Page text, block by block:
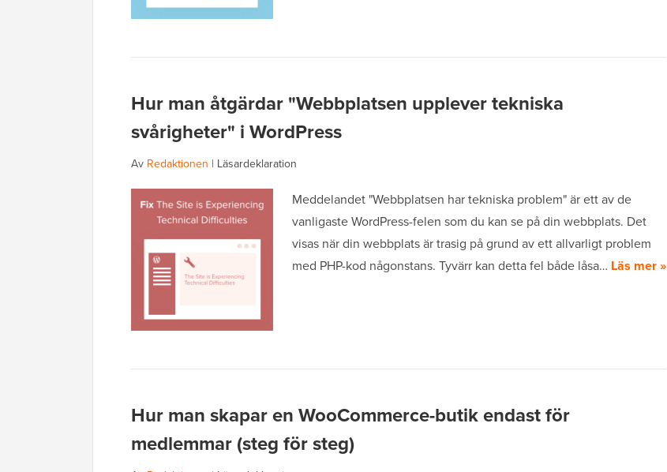
Hur man åtgärdar "Webbplatsen upplever tekniska
svårigheter" i WordPress
Av Redaktionen | Läsardeklaration
Meddelandet "Webbplatsen har tekniska problem" är ett av de
vanligaste WordPress-felen som du kan se på din webbplats. Det
visas när din webbplats är trasig på grund av ett allvarligt problem
med PHP-kod någonstans. Tyvärr kan detta fel både låsa… Läs mer »
Hur man skapar en WooCommerce-butik endast för
medlemmar (steg för steg)